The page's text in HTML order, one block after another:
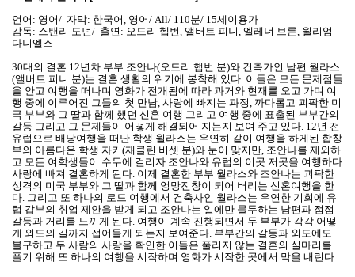
언어: 영어/ 자막: 한국어, 영어/ All/ 110분/ 15세이용가
감독: 스탠리 도넌/ 출연: 오드리 헵번, 앨버트 피니, 엘레너 브론, 윌리엄
다니엘스
30대의 결혼 12년차 부부 조안나(오드리 햅번 분)와 건축가인 남편 월라스
(앨버트 피니 분)는 결혼 생활의 위기에 봉착해 있다. 이들은 모든 문제점들
을 안고 여행을 떠나며 영화가 전개됨에 따라 과거와 현재를 오고 가며 여
행 중에 이루어진 그들의 첫 만남, 사랑에 빠지는 과정, 까다롭고 괴팍한 미
국 부부와 그 딸과 함께 했던 신혼 여행 그리고 여행 중에 표출된 부부간의
갈등 그리고 그 문제들이 어떻게 해결되어 지는지 보여 주고 있다. 12년 전
유럽으로 배낭여행을 떠난 학생 월라스는 우연히 같이 여행을 하게된 합창
부의 아름다운 학생 자키(재클린 비셋 분)와 눈이 맞지만, 조안나를 제외하
고 모든 여학생들이 수두에 걸리자 조안나와 유럽의 이곳 저곳을 여행하다
사랑에 빠져 결혼하게 된다. 이제 결혼한 부부 월라스와 조안나는 괴팍한
성격의 미국 부부와 그 딸과 함께 엉망진창이 되어 버리는 신혼여행을 한
다. 그리고 또 하나의 로드 여행에서 건축사인 월라스는 우연한 기회에 유
럽 갑부의 취업 제안을 받게 되고 조안나는 일에만 몰두하는 남편과 점점
갈등과 거리를 느끼게 된다. 여행이 계속 진행되면서 두 부부가 각각 어떻
게 외도의 길까지 접어들게 되는지 보여준다. 부부간의 갈등과 외도에도
불구하고 두 사람의 사랑을 확인한 이들은 풀리지 않는 결혼의 실마리를
풀기 위해 또 하나의 여행을 시작하며 영화가 시작한 곳에서 막을 내린다.